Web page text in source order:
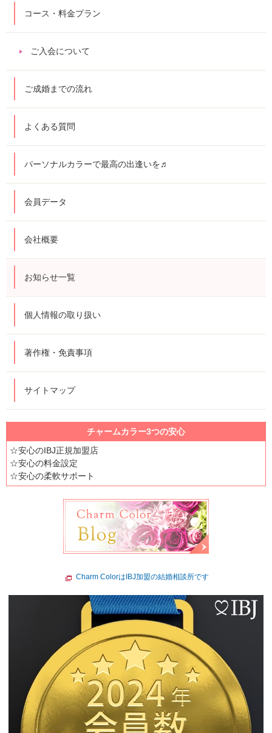
コース・料金プラン
ご入会について
ご成婚までの流れ
よくある質問
パーソナルカラーで最高の出逢いを♬
会員データ
会社概要
お知らせ一覧
個人情報の取り扱い
著作権・免責事項
サイトマップ
チャームカラー3つの安心
☆安心のIBJ正規加盟店
☆安心の料金設定
☆安心の柔軟サポート
Charm ColorはIBJ加盟の結婚相談所です